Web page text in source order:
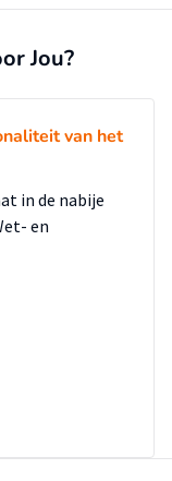
uitgeschakeld.
Van
en welke
Jou?
van het
in de nabije
en